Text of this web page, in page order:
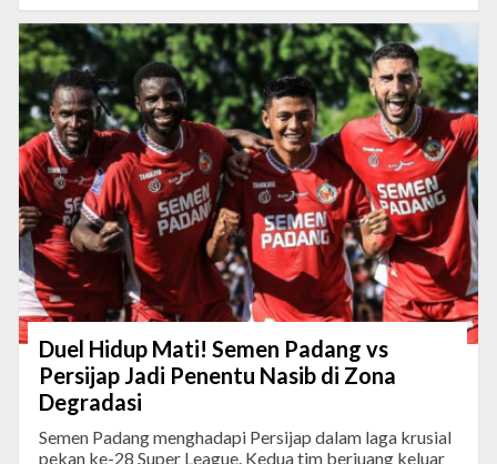
Duel Hidup Mati! Semen Padang vs
Persijap Jadi Penentu Nasib di Zona
Degradasi
Semen Padang menghadapi Persijap dalam laga krusial
pekan ke-28 Super League. Kedua tim berjuang keluar